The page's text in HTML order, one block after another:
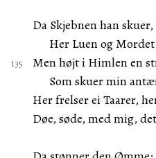
Da Skjebnen han
Her Luen og Mordet
Men højt i Himlen en
Som skuer min
Her frelser ei Taarer,
Døe, søde, med mig,